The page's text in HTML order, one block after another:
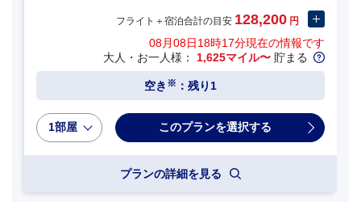
フライト＋宿泊合計の目安 128,200 円
08月08日18時17分現在の情報です
大人・お一人様： 1,625マイル〜 貯まる
空き ※ ：残り1
1部屋
プランの詳細を見る